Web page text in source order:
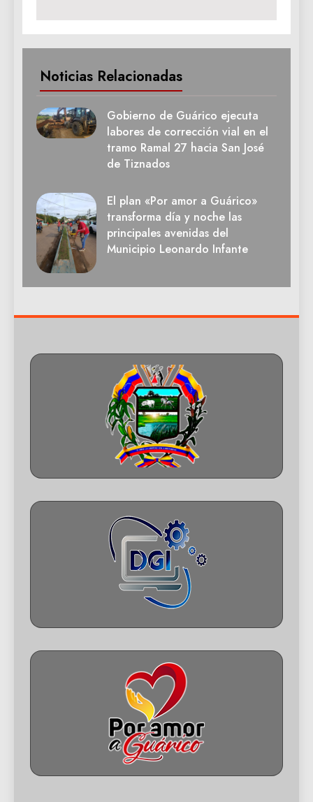
Noticias Relacionadas
Gobierno de Guárico ejecuta
labores de corrección vial en el
tramo Ramal 27 hacia San José
de Tiznados
El plan «Por amor a Guárico»
transforma día y noche las
principales avenidas del
Municipio Leonardo Infante